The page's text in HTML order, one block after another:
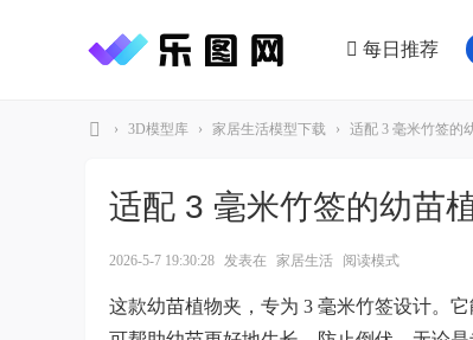
每日推荐
› 3D模型库 › 家居生活模型下载 › 适配 3 毫米竹签的
适配 3 毫米竹签的幼苗
2026-5-7 19:30:28 发表在 家居生活 阅读模式
这款幼苗植物夹，专为 3 毫米竹签设计。